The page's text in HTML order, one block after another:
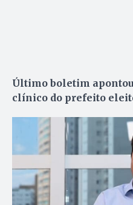
Último boletim
clínico do prefeito